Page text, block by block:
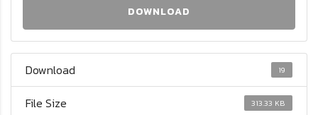
DOWNLOAD
Download 19
File Size 313.33 KB